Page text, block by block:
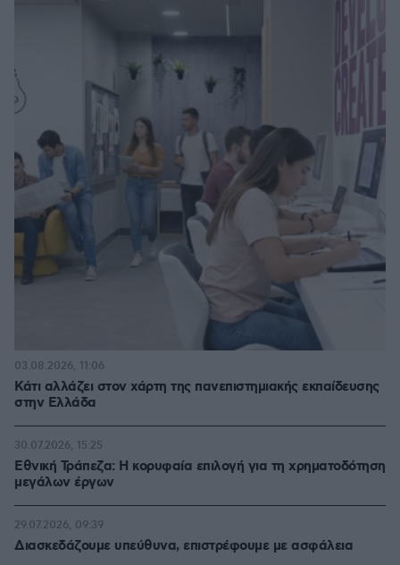
Κάτι αλλάζει στον χάρτη της πανεπιστημιακής εκπαίδευσης
στην Ελλάδα
03.08.2026, 11:06
Εθνική Τράπεζα: Η κορυφαία επιλογή για τη χρηματοδότηση
μεγάλων έργων
30.07.2026, 15:25
Διασκεδάζουμε υπεύθυνα, επιστρέφουμε με ασφάλεια
29.07.2026, 09:39